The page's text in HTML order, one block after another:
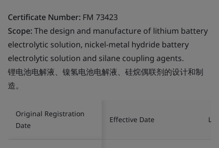
Certificate Number: FM 73423
Scope:The design and manufacture of lithium battery
electrolytic solution, nickel-metal hydride battery
electrolytic solution and silane coupling agents.
锂电池电解液、镍氢电池电解液、硅烷偶联剂的设计和制
造。
Original Registration
Date
Effective Date